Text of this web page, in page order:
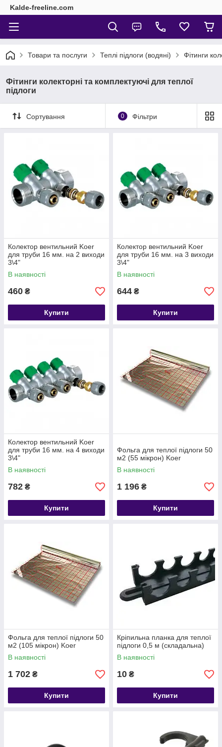
Kalde-freeline.com
Товари та послуги Теплі підлоги (водяні) Фітинги
Фітинги колекторні та комплектуючі для теплої
підлоги
Сортування 0 Фільтри
Колектор вентильний Koer
для труби 16 мм. на 2 виходи
3\4"
В наявності
460 ₴
Купити
Колектор вентильний Koer
для труби 16 мм. на 3 виходи
3\4"
В наявності
644 ₴
Купити
Колектор вентильний Koer
для труби 16 мм. на 4 виходи
3\4"
В наявності
782 ₴
Купити
Фольга для теплої підлоги 50
м2 (55 мікрон) Koer
В наявності
1 196 ₴
Купити
Фольга для теплої підлоги 50
м2 (105 мікрон) Koer
В наявності
1 702 ₴
Купити
Кріпильна планка для теплої
підлоги 0,5 м (складальна)
В наявності
10 ₴
Купити